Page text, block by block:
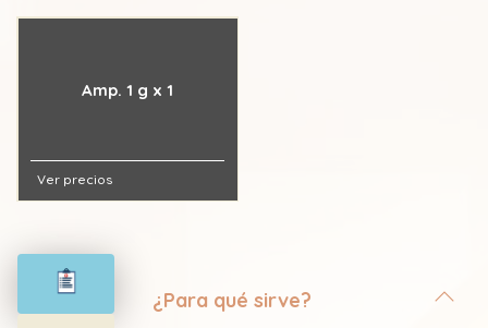
Amp. 1 g x 1
Ver precios
¿Para qué sirve?